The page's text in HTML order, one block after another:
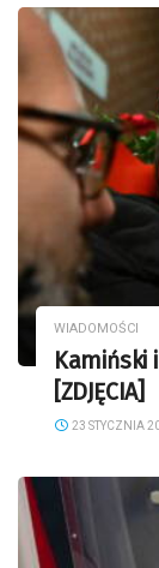
WIADOMOŚCI
Kamiński
[ZDJĘCIA]
23 STYCZNIA